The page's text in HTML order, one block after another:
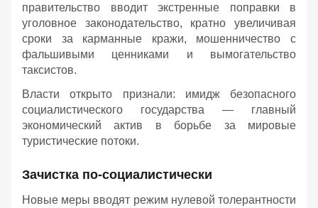
правительство вводит экстренные поправки в
уголовное законодательство, кратно увеличивая
сроки за карманные кражи, мошенничество с
фальшивыми ценниками и вымогательство
таксистов.
Власти открыто признали: имидж безопасного
социалистического государства — главный
экономический актив в борьбе за мировые
туристические потоки.
Зачистка по-социалистически
Новые меры вводят режим нулевой толерантности